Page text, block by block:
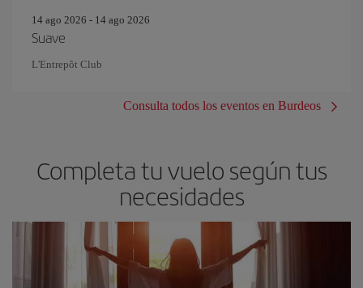
14 ago 2026 - 14 ago 2026
Suave
L'Entrepôt Club
Consulta todos los eventos en Burdeos
Completa tu vuelo según tus
necesidades